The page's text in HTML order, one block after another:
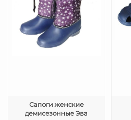
Сапоги женские
демисезонные Эва